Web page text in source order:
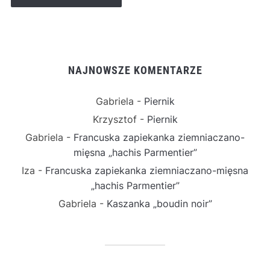
NAJNOWSZE KOMENTARZE
Gabriela - Piernik
Krzysztof- Piernik
Gabriela - Francuska zapiekanka ziemniaczano-
mięsna „hachis Parmentier”
Iza - Francuska zapiekanka ziemniaczano-mięsna
„hachis Parmentier”
Gabriela - Kaszanka „boudin noir”